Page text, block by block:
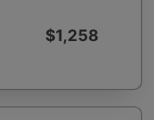
$1,258